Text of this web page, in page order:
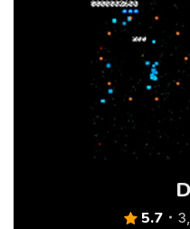
5.7